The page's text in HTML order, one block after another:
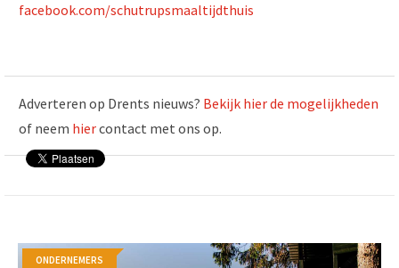
facebook.com/schutrupsmaaltijdthuis
Adverteren op Drents nieuws? Bekijk hier de mogelijkheden
of neem hiercontact met ons op.
ONDERNEMERS